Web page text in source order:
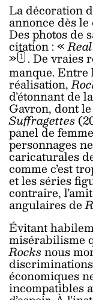
La décoration
annonce dès
Des photos de
citation : «
» 1.De vraies
manque. Entre
réalisation,
d’étonnant de
Gavron, dont
Suffragettes
panel de
personnages
caricaturales
comme c’est
et les séries
contraire,
angulaires de
Évitant
misérabilisme
Rocksnous
économiques
incompatibles